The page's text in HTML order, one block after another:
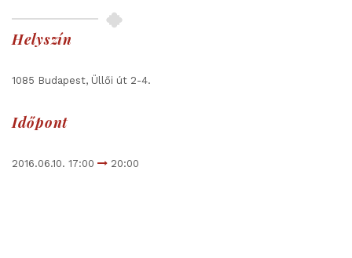
Helyszín
1085 Budapest, Üllői út 2-4.
Időpont
2016.06.10. 17:00 20:00